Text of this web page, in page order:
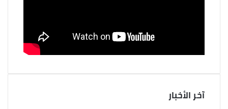
آخر الأخبار